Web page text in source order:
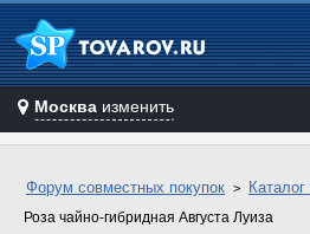
Москва изменить
Форум совместных покупок
Роза чайно-гибридная Августа Луиза